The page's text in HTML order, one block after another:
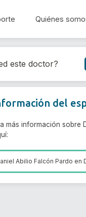
Quiénes
este doctor?
del
más información sobre
Abilio Falcón Pardo en